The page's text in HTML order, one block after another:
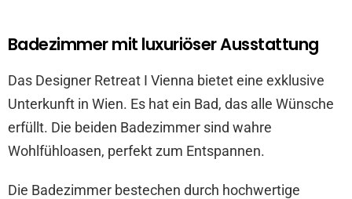
Badezimmer mit luxuriöser Ausstattung
Das Designer Retreat I Vienna bietet eine exklusive
Unterkunft in Wien. Es hat ein Bad, das alle Wünsche
erfüllt. Die beiden Badezimmer sind wahre
Wohlfühloasen, perfekt zum Entspannen.
Die Badezimmer bestechen durch hochwertige